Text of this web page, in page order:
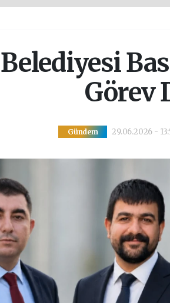
Görev
Gündem 29.06.2026 -